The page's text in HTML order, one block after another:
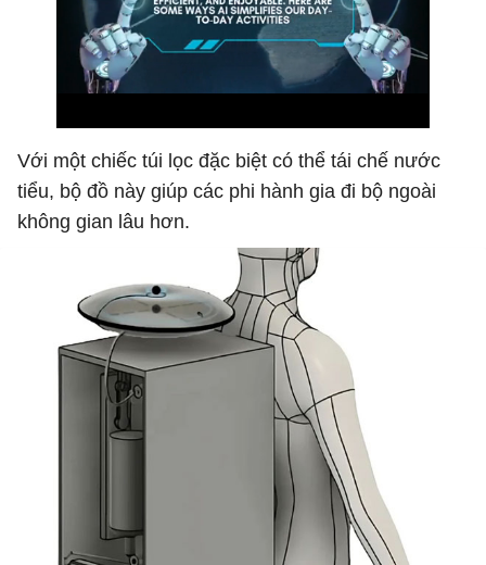
Với một chiếc túi lọc đặc biệt có thể tái chế nước
tiểu, bộ đồ này giúp các phi hành gia đi bộ ngoài
không gian lâu hơn.